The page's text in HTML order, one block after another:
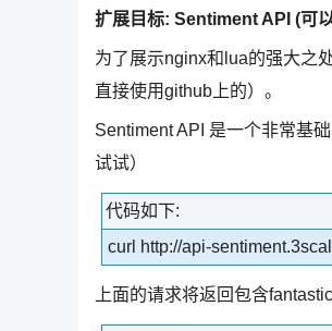
扩展目标: Sentiment API (可
为了展示nginx和lua的强大之
直接使用github上的）。
Sentiment API 是一个非常基
试试）
代码如下:
curl http://api-
上面的请求将返回包含